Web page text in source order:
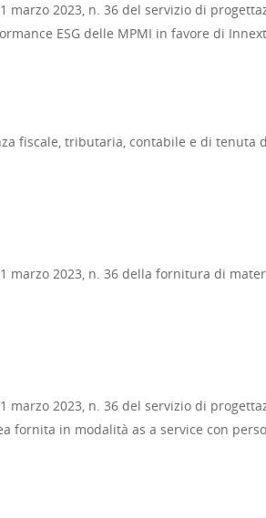
2023, n. 36 del servizio di
ESG delle MPMI in favore di
fiscale, tributaria, contabile e di tenuta
marzo 2023, n. 36 della fornitura di
marzo 2023, n. 36 del servizio di
in modalità as a service con